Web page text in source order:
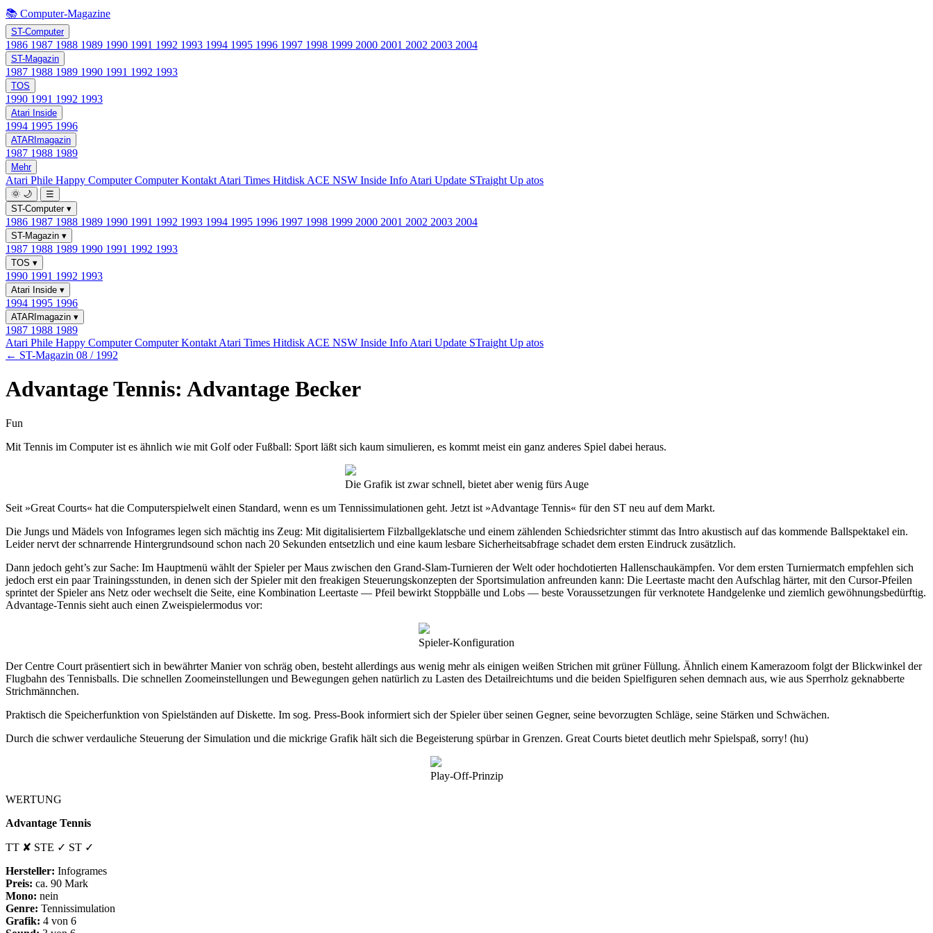
📚 Computer-Magazine
ST-Computer
1986 1987 1988 1989 1990 1991 1992 1993 1994 1995 1996 1997 1998 1999 2000 2001 2002 2003 2004
ST-Magazin
1987 1988 1989 1990 1991 1992 1993
TOS
1990 1991 1992 1993
Atari Inside
1994 1995 1996
ATARImagazin
1987 1988 1989
Mehr
Atari Phile Happy ComputerComputer Kontakt Atari Times Hitdisk ACE NSW Inside Info Atari Update STraight Up atos
🌞 🌙
☰
ST-Computer ▾
1986 1987 1988 1989 1990 1991 1992 1993 1994 1995 1996 1997 1998 1999 2000 2001 2002 2003 2004
ST-Magazin ▾
1987 1988 1989 1990 1991 1992 1993
TOS ▾
1990 1991 1992 1993
Atari Inside ▾
1994 1995 1996
ATARImagazin ▾
1987 1988 1989
Atari Phile Happy ComputerComputer Kontakt Atari Times Hitdisk ACE NSW Inside Info Atari Update STraight Up atos
← ST-Magazin 08 / 1992
Advantage Tennis: Advantage Becker
Fun
Mit Tennis im Computer ist es ähnlich wie mit Golf oder Fußball: Sport läßt sich kaum simulieren, es kommt meist ein ganz anderes Spiel dabei heraus.
Die Grafik ist zwar schnell, bietet aber wenig fürs Auge
Seit »Great Courts« hat die Computerspielwelt einen Standard, wenn es um Tennissimulationen geht. Jetzt ist »Advantage Tennis« für den ST neu auf dem Markt.
Die Jungs und Mädels von Infogrames legen sich mächtig ins Zeug: Mit digitalisiertem Filzballgeklatsche und einem zählenden Schiedsrichter stimmt das Intro akustisch auf das kommende Ballspektakel ein.
Leider nervt der schnarrende Hintergrundsound schon nach 20 Sekunden entsetzlich und eine kaum lesbare Sicherheitsabfrage schadet dem ersten Eindruck zusätzlich.
Dann jedoch geht’s zur Sache: Im Hauptmenü wählt der Spieler per Maus zwischen den Grand-Slam-Turnieren der Welt oder hochdotierten Hallenschaukämpfen. Vor dem ersten Turniermatch empfehlen sich
jedoch erst ein paar Trainingsstunden, in denen sich der Spieler mit den freakigen Steuerungskonzepten der Sportsimulation anfreunden kann: Die Leertaste macht den Aufschlag härter, mit den Cursor-Pfeilen
sprintet der Spieler ans Netz oder wechselt die Seite, eine Kombination Leertaste — Pfeil bewirkt Stoppbälle und Lobs — beste Voraussetzungen für verknotete Handgelenke und ziemlich gewöhnungsbedürftig.
Advantage-Tennis sieht auch einen Zweispielermodus vor:
Spieler-Konfiguration
Der Centre Court präsentiert sich in bewährter Manier von schräg oben, besteht allerdings aus wenig mehr als einigen weißen Strichen mit grüner Füllung. Ähnlich einem Kamerazoom folgt der Blickwinkel der
Flugbahn des Tennisballs. Die schnellen Zoomeinstellungen und Bewegungen gehen natürlich zu Lasten des Detailreichtums und die beiden Spielfiguren sehen demnach aus, wie aus Sperrholz geknabberte
Strichmännchen.
Praktisch die Speicherfunktion von Spielständen auf Diskette. Im sog. Press-Book informiert sich der Spieler über seinen Gegner, seine bevorzugten Schläge, seine Stärken und Schwächen.
Durch die schwer verdauliche Steuerung der Simulation und die mickrige Grafik hält sich die Begeisterung spürbar in Grenzen. Great Courts bietet deutlich mehr Spielspaß, sorry! (hu)
Play-Off-Prinzip
WERTUNG
Advantage Tennis
TT ✘ STE ✓ ST ✓
Hersteller: Infogrames
Preis: ca. 90 Mark
Mono: nein
Genre: Tennissimulation
Grafik: 4 von 6